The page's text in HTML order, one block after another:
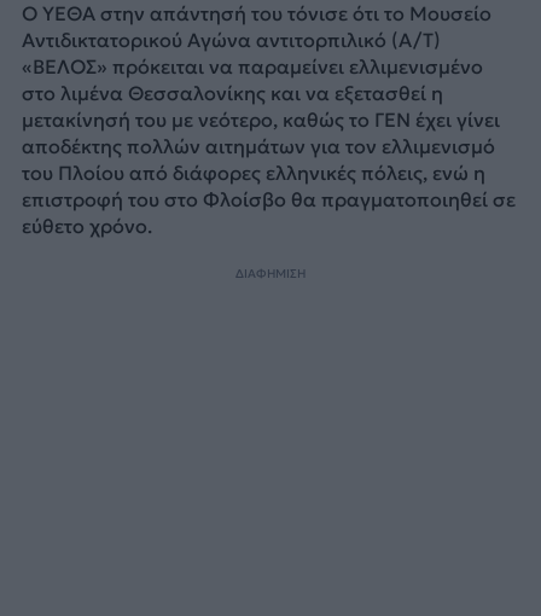
Ο ΥΕΘΑ στην απάντησή του τόνισε ότι το Μουσείο
Αντιδικτατορικού Αγώνα αντιτορπιλικό (A/T)
«ΒΕΛΟΣ» πρόκειται να παραμείνει ελλιμενισμένο
στο λιμένα Θεσσαλονίκης και να εξετασθεί η
μετακίνησή του με νεότερο, καθώς το ΓΕΝ έχει γίνει
αποδέκτης πολλών αιτημάτων για τον ελλιμενισμό
του Πλοίου από διάφορες ελληνικές πόλεις, ενώ η
επιστροφή του στο Φλοίσβο θα πραγματοποιηθεί σε
εύθετο χρόνο.
ΔΙΑΦΗΜΙΣΗ